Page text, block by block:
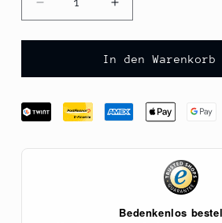
Verringere
die
Menge
Curry
&quot;Dragon&quot;,
sehr
Erhöhe
die
Menge
für
Curry
sehr
Gewürzamt,
g
In den Warenkorb